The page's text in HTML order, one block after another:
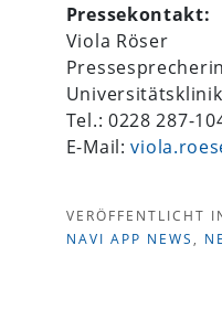
Pressekontakt:
Viola Röser
Tel.: 0228 287-
E-Mail:
VERÖFFENTLICHT
NAVI APP NEWS ,